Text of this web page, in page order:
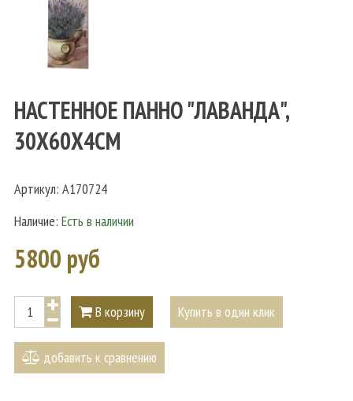
НАСТЕННОЕ ПАННО "ЛАВАНДА",
30X60X4CM
Артикул: A170724
Наличие: Есть в наличии
5800 руб
В корзину Купить в один клик
добавить к сравнению